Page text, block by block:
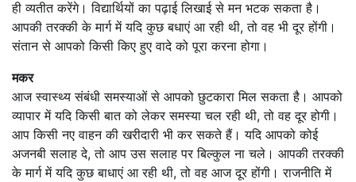
ही व्यतीत करेंगे। विद्यार्थियों का पढ़ाई लिखाई से मन भटक सकता है।
आपकी तरक्की के मार्ग में यदि कुछ बधाएं आ रही थी, तो वह भी दूर होंगी।
संतान से आपको किसी किए हुए वादे को पूरा करना होगा।
मकर
आज स्वास्थ्य संबंधी समस्याओं से आपको छुटकारा मिल सकता है। आपको
व्यापार में यदि किसी बात को लेकर समस्या चल रही थी, तो वह दूर होगी।
आप किसी नए वाहन की खरीदारी भी कर सकते हैं। यदि आपको कोई
अजनबी सलाह दे, तो आप उस सलाह पर बिल्कुल ना चले। आपकी तरक्की
के मार्ग में यदि कुछ बाधाएं आ रही थी, तो वह आज दूर होंगी। राजनीति में